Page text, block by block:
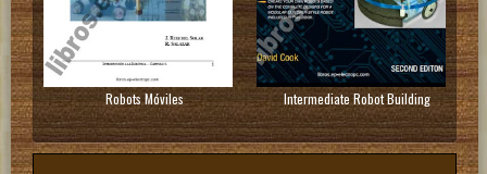
Robots Móviles Intermediate Robot Building